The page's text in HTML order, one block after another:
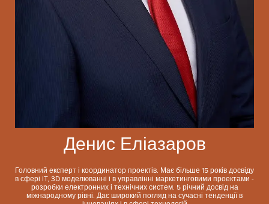
Денис Еліазаров
Головний експерт і координатор проектів. Має більше 15 років досвіду
в сфері IT, 3D моделюванні і в управлінні маркетинговими проектами -
розробки електронних і технічних систем. 5 річний досвід на
міжнародному рівні. Дає широкий погляд на сучасні тенденції в